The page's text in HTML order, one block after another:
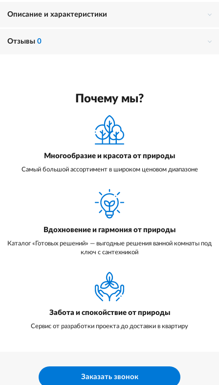
Описание и характеристики
Отзывы 0
Почему мы?
Многообразие и красота от природы
Самый большой ассортимент в широком ценовом диапазоне
Вдохновение и гармония от природы
Каталог «Готовых решений» — выгодные решения ванной комнаты под
ключ с сантехникой
Забота и спокойствие от природы
Сервис от разработки проекта до доставки в квартиру
Заказать звонок